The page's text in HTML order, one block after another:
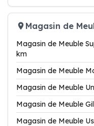
Magasin de
Magasin de Meuble
km
Magasin de Meuble
Magasin de Meuble
Magasin de Meuble
Magasin de Meuble